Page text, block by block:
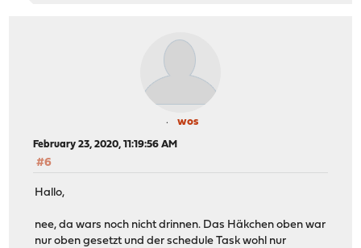
wos
February 23, 2020, 11:19:56 AM
#6
Hallo,
nee, da wars noch nicht drinnen. Das Häkchen oben war
nur oben gesetzt und der schedule Task wohl nur